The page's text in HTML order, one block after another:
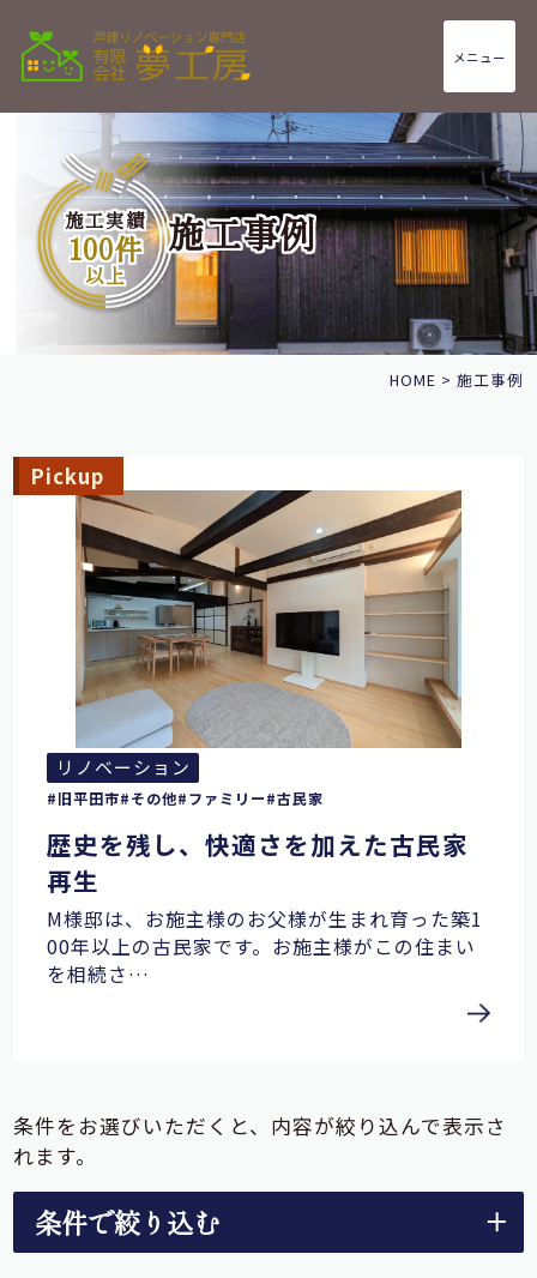
メニュー
施工実績
100件
以上
施工事例
HOME > 施工事例
Pickup
リノベーション
旧平田市 その他 ファミリー 古民家
歴史を残し、快適さを加えた古民家
再生
M様邸は、お施主様のお父様が生まれ育った築1
00年以上の古民家です。お施主様がこの住まい
を相続さ…
条件をお選びいただくと、内容が絞り込んで表示さ
れます。
条件で絞り込む